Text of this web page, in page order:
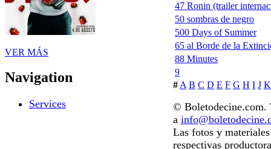
VER MÁS
Navigation
Services
47 Ronin (trailer
50 sombras de negro
500 Days of Summer
65 al Borde de la
88 Minutes
9
# A B C D E F G H I J K
© Boletodecine.com.
a
Las fotos y
respectivas